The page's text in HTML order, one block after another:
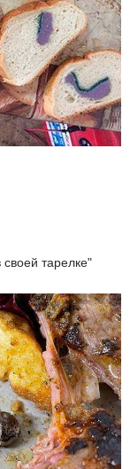
своей тарелке"